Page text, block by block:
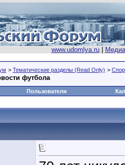
www.udomlya.ru|
> Тематические разделы (Read Only) >
футбола
Пользователи